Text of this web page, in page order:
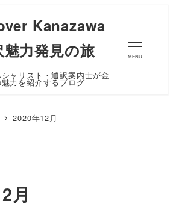
Kanazawa
魅力発見の旅
ャリスト・通訳案内士が金
力を紹介するブログ
MENU
2020年12月
月